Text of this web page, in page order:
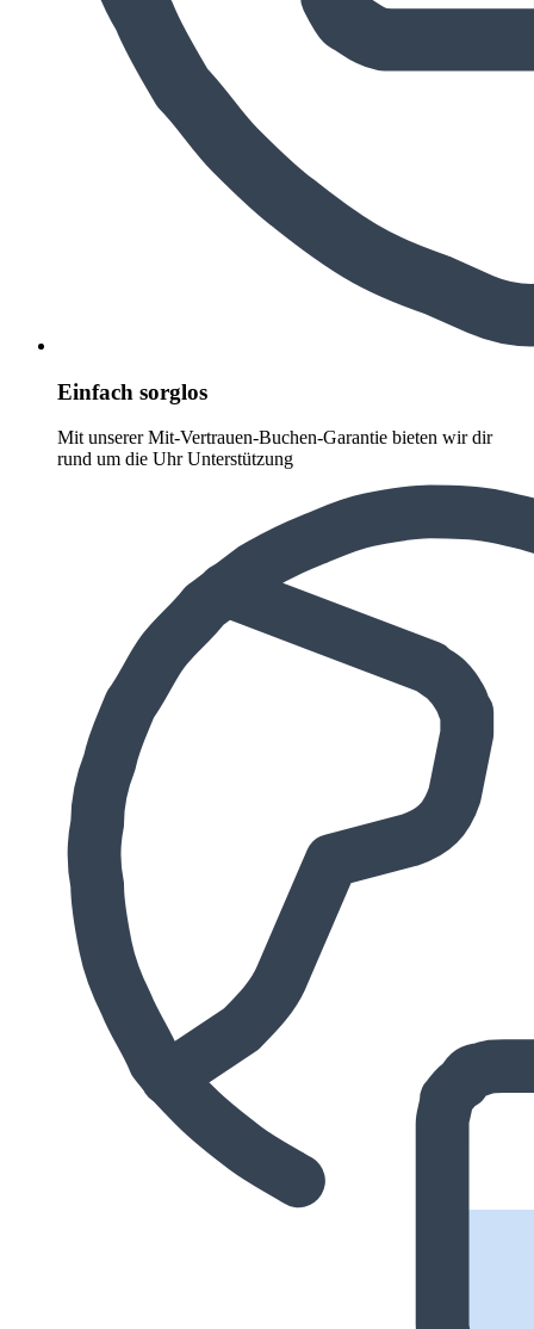
Einfach sorglos
Mit unserer Mit-Vertrauen-Buchen-Garantie bieten wir dir
rund um die Uhr Unterstützung